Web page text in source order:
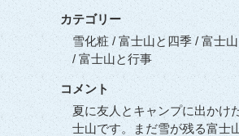
カテゴリー
雪化粧 / 富士山と四季 / 富士
/ 富士山と行事
コメント
夏に友人とキャンプに出かけ
士山です。まだ雪が残る富士